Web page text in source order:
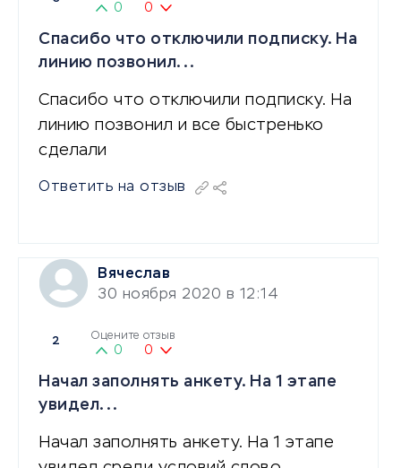
0 0
Спасибо что отключили подписку. На
линию позвонил...
Спасибо что отключили подписку. На
линию позвонил и все быстренько
сделали
Ответить на отзыв
Вячеслав
30 ноября 2020 в 12:14
2 Оцените отзыв
0 0
Начал заполнять анкету. На 1 этапе
увидел...
Начал заполнять анкету. На 1 этапе